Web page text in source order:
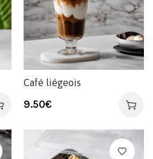
Café liégeois
9.50€